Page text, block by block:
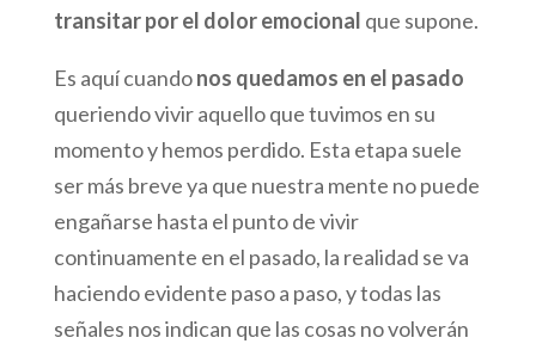
transitar por el dolor emocional que supone.
Es aquí cuandonos quedamos en el pasado
queriendo vivir aquello que tuvimos en su
momento y hemos perdido. Esta etapa suele
ser más breve ya que nuestra mente no puede
engañarse hasta el punto de vivir
continuamente en el pasado, la realidad se va
haciendo evidente paso a paso, y todas las
señales nos indican que las cosas no volverán